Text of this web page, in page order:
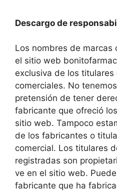
Descargo de
Los nombres de marcas
el sitio web
exclusiva de los titulares
comerciales. No
pretensión de tener
fabricante que ofreció
sitio web. Tampoco
de los fabricantes o
comercial. Los titulares
registradas son
ve en el sitio web.
fabricante que ha